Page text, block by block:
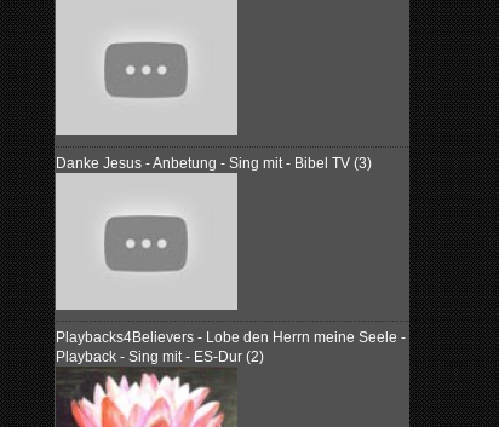
Danke Jesus - Anbetung - Sing mit - Bibel TV (3)
Playbacks4Believers - Lobe den Herrn meine Seele -
Playback - Sing mit - ES-Dur (2)